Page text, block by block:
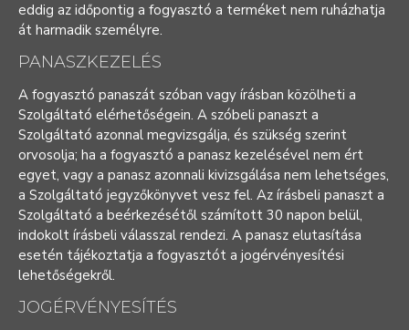
eddig az időpontig a fogyasztó a terméket nem ruházhatja
át harmadik személyre.
PANASZKEZELÉS
A fogyasztó panaszát szóban vagy írásban közölheti a
Szolgáltató elérhetőségein. A szóbeli panaszt a
Szolgáltató azonnal megvizsgálja, és szükség szerint
orvosolja; ha a fogyasztó a panasz kezelésével nem ért
egyet, vagy a panasz azonnali kivizsgálása nem lehetséges,
a Szolgáltató jegyzőkönyvet vesz fel. Az írásbeli panaszt a
Szolgáltató a beérkezésétől számított 30 napon belül,
indokolt írásbeli válasszal rendezi. A panasz elutasítása
esetén tájékoztatja a fogyasztót a jogérvényesítési
lehetőségekről.
JOGÉRVÉNYESÍTÉS